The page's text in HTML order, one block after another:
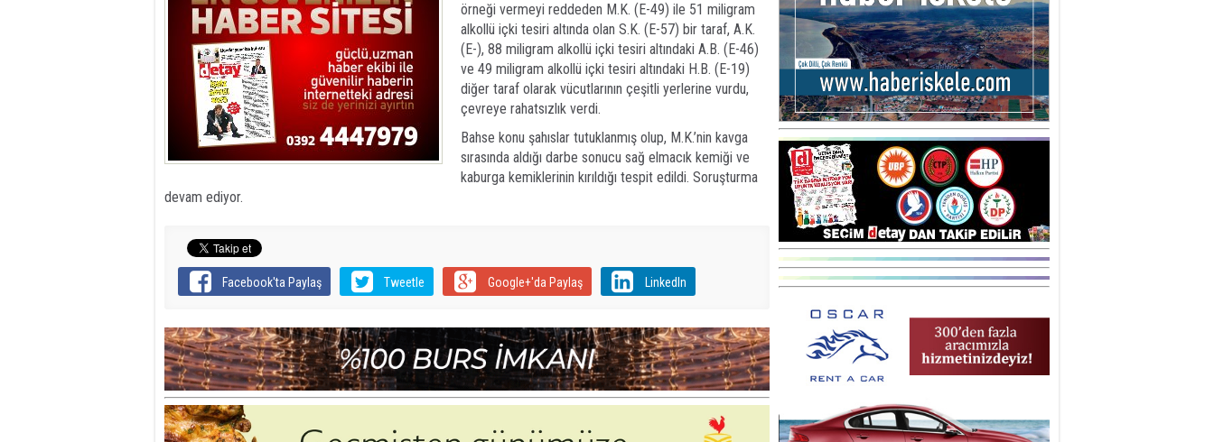
örneği vermeyi reddeden M.K. (E-49) ile 51 miligram
alkollü içki tesiri altında olan S.K. (E-57) bir taraf, A.K.
(E-), 88 miligram alkollü içki tesiri altındaki A.B. (E-46)
ve 49 miligram alkollü içki tesiri altındaki H.B. (E-19)
diğer taraf olarak vücutlarının çeşitli yerlerine vurdu,
çevreye rahatsızlık verdi.
Bahse konu şahıslar tutuklanmış olup, M.K.’nin kavga
sırasında aldığı darbe sonucu sağ elmacık kemiği ve
kaburga kemiklerinin kırıldığı tespit edildi. Soruşturma
devam ediyor.
Facebook'ta Paylaş Tweetle Google+'da Paylaş LinkedIn